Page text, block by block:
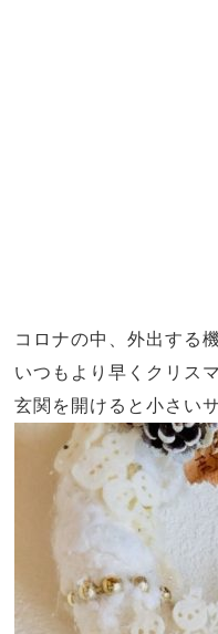
コロナの中、外出する
いつもより早くクリス
玄関を開けると小さい